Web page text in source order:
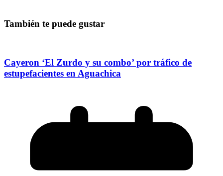
También te puede gustar
Cayeron ‘El Zurdo y su combo’ por tráfico de
estupefacientes en Aguachica